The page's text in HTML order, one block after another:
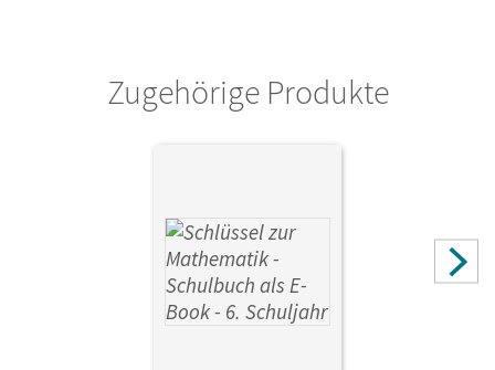
Herausgeber/-in
Koullen, Reinhold
Jeannine; Oster, Barbara
Zugehörige Produkte